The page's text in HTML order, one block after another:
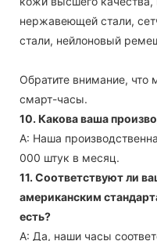
нержавеющей стали,
стали, нейлоновый
Обратите внимание,
смарт-часы.
10. Какова ваша
А: Наша
000 штук в месяц.
11. Соответствуют ли
американским
есть?
А: Да, наши часы